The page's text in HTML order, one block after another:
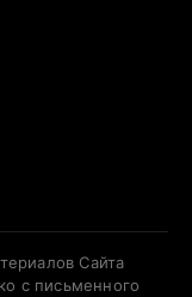
Сайта
с письменного